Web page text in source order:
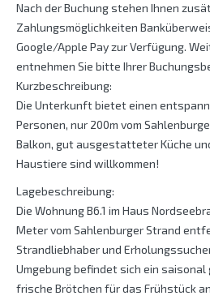
Nach der Buchung stehen Ihnen
Zahlungsmöglichkeiten
Google/Apple Pay zur Verfügung.
entnehmen Sie bitte Ihrer
Kurzbeschreibung:
Die Unterkunft bietet einen
Personen, nur 200m vom
Balkon, gut ausgestatteter Küche
Haustiere sind willkommen!
Lagebeschreibung:
Die Wohnung B6.1 im Haus
Meter vom Sahlenburger Strand
Strandliebhaber und
Umgebung befindet sich ein
frische Brötchen für das Frühstück